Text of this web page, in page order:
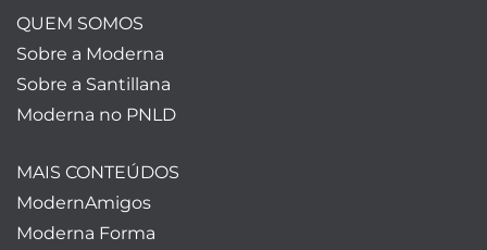
QUEM SOMOS
Sobre a Moderna
Sobre a Santillana
Moderna no PNLD
MAIS CONTEÚDOS
ModernAmigos
Moderna Forma